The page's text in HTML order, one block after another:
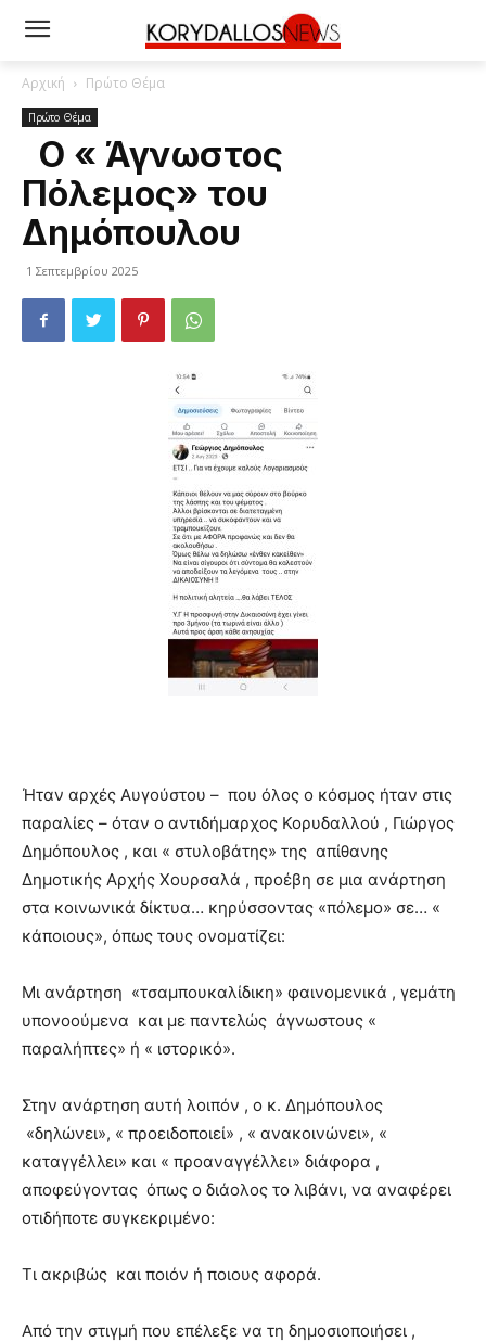
Αρχική Πρώτο Θέμα
Πρώτο Θέμα
Ο « Άγνωστος
Πόλεμος» του
Δημόπουλου
1 Σεπτεμβρίου 2025
Ήταν αρχές Αυγούστου – που όλος ο κόσμος ήταν στις
παραλίες – όταν ο αντιδήμαρχος Κορυδαλλού , Γιώργος
Δημόπουλος , και « στυλοβάτης» της απίθανης
Δημοτικής Αρχής Χουρσαλά , προέβη σε μια ανάρτηση
στα κοινωνικά δίκτυα… κηρύσσοντας «πόλεμο» σε… «
κάποιους», όπως τους ονοματίζει:
Μι ανάρτηση «τσαμπουκαλίδικη» φαινομενικά , γεμάτη
υπονοούμενα και με παντελώς άγνωστους «
παραλήπτες» ή « ιστορικό».
Στην ανάρτηση αυτή λοιπόν , ο κ. Δημόπουλος
«δηλώνει», « προειδοποιεί» , « ανακοινώνει», «
καταγγέλλει» και « προαναγγέλλει» διάφορα ,
αποφεύγοντας όπως ο διάολος το λιβάνι, να αναφέρει
οτιδήποτε συγκεκριμένο:
Τι ακριβώς και ποιόν ή ποιους αφορά.
Από την στιγμή που επέλεξε να τη δημοσιοποιήσει ,